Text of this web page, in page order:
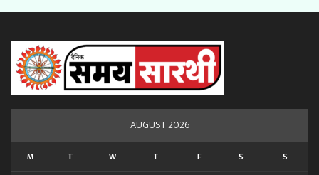
AUGUST 2026
M T W T F S S